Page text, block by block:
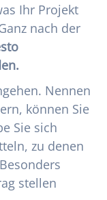
Ihr Projekt
nach der
Nennen
können Sie
Sie sich
zu denen
stellen